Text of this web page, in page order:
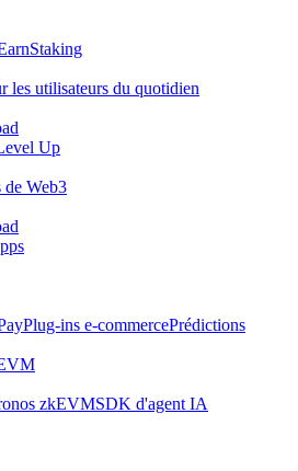
Staking
les utilisateurs du quotidien
Up
de Web3
Plug-ins e-commercePrédictions
zkEVMSDK d'agent IA